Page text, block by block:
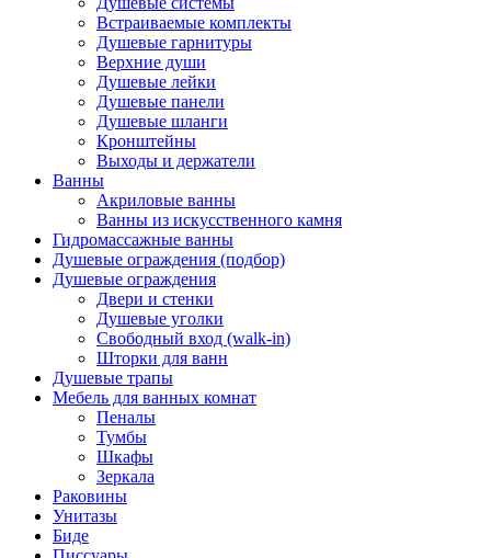
Встраиваемые комплекты
Душевые гарнитуры
Верхние души
Душевые лейки
Душевые панели
Душевые шланги
Кронштейны
Выходы и держатели
Ванны
Акриловые ванны
Ванны из искусственного камня
Гидромассажные ванны
Душевые ограждения (подбор)
Душевые ограждения
Двери и стенки
Душевые уголки
Свободный вход (walk-in)
Шторки для ванн
Душевые трапы
Мебель для ванных комнат
Пеналы
Тумбы
Шкафы
Зеркала
Раковины
Унитазы
Биде